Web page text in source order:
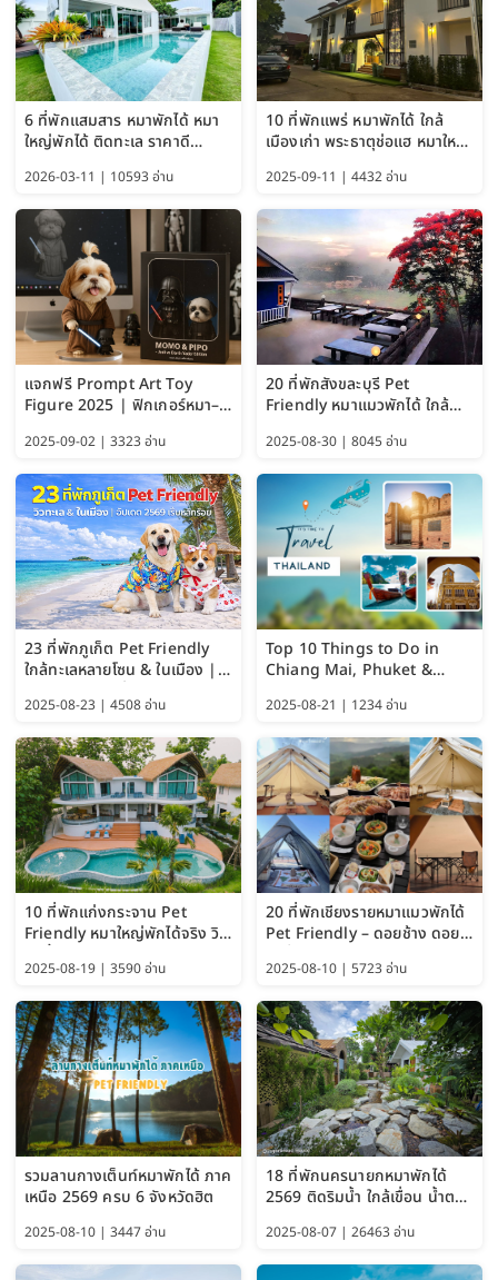
6 ที่พักแสมสาร หมาพักได้ หมา
ใหญ่พักได้ ติดทะเล ราคาดี
2026-03-11 | 10593 อ่าน
10 ที่พักแพร่ หมาพักได้ ใกล้
เมืองเก่า พระธาตุช่อแฮ หมาใหญ่
พักได้ด้วย อัปเดต 2569
2025-09-11 | 4432 อ่าน
แจกฟรี Prompt Art Toy
Figure 2025 | ฟิกเกอร์หมา–
ChatGPT และ Gemini
2025-09-02 | 3323 อ่าน
20 ที่พักสังขละบุรี Pet
Friendly หมาแมวพักได้ ใกล้
2025-08-30 | 8045 อ่าน
23 ที่พักภูเก็ต Pet Friendly
ใกล้ทะเลหลายโซน & ในเมือง |
2025-08-23 | 4508 อ่าน
Top 10 Things to Do in
Chiang Mai, Phuket &
Guide 2025)
2025-08-21 | 1234 อ่าน
10 ที่พักแก่งกระจาน Pet
Friendly หมาใหญ่พักได้จริง วิว
2025-08-19 | 3590 อ่าน
20 ที่พักเชียงรายหมาแมวพักได้
Pet Friendly – ดอยช้าง ดอย
2025-08-10 | 5723 อ่าน
รวมลานกางเต็นท์หมาพักได้ ภาค
เหนือ 2569 ครบ 6 จังหวัดฮิต
2025-08-10 | 3447 อ่าน
18 ที่พักนครนายกหมาพักได้
2569 ติดริมน้ำ ใกล้เขื่อน น้ำตก
ได้
2025-08-07 | 26463 อ่าน